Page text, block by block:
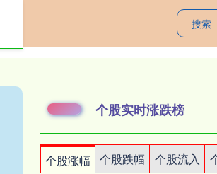
个股实时涨跌榜
个股涨幅 个股跌幅 个股流入